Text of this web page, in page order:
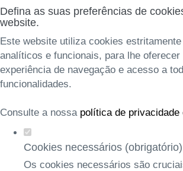
Defina as suas preferências de
website.
Este website utiliza cookies
analíticos e funcionais, para lhe oferecer
experiência de navegação e acesso a
funcionalidades.
Consulte a nossa política de privacidade
Cookies necessários (obrigatório)
Os cookies necessários são